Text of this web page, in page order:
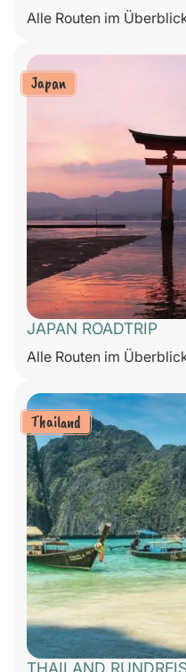
Alle Routen im
Japan
JAPAN ROADTRIP
Alle Routen im
Thailand
THAILAND